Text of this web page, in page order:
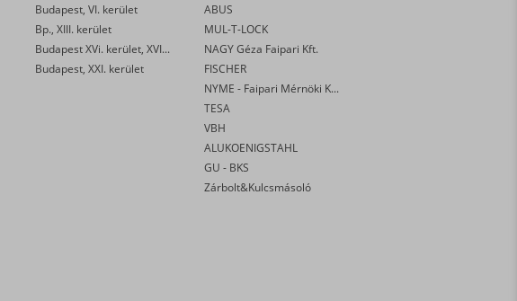
Budapest, VI. kerület
Bp., XIII. kerület
Budapest XVi. kerület, XVI. kerület
Budapest, XXI. kerület
ABUS
MUL-T-LOCK
NAGY Géza Faipari Kft.
FISCHER
NYME - Faipari Mérnöki Kar
TESA
VBH
ALUKOENIGSTAHL
GU - BKS
Zárbolt&Kulcsmásoló